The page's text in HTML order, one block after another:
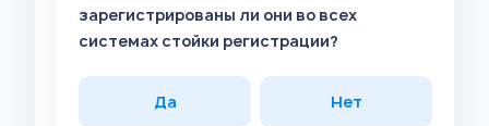
зарегистрированы ли они во всех
системах стойки регистрации?
Да Нет